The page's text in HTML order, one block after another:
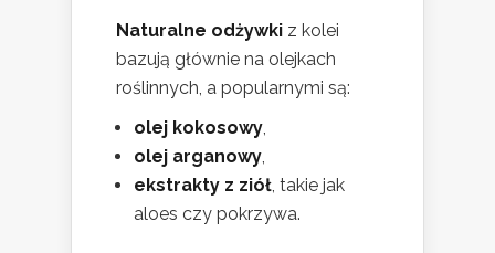
Naturalne odżywki z kolei
bazują głównie na olejkach
roślinnych, a popularnymi są:
olej kokosowy
olej arganowy
ekstrakty z ziół , takie jak
aloes czy pokrzywa.